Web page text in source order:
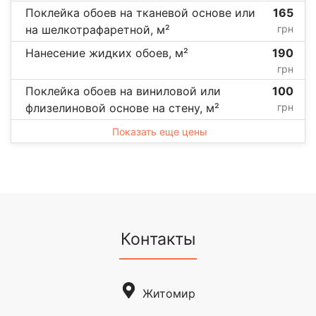
Поклейка обоев на тканевой основе или
на шелкотрафаретной, м²
165
грн
Нанесение жидких обоев, м² 190
грн
Поклейка обоев на виниловой или
флизелиновой основе на стену, м²
100
грн
Показать еще цены
Контакты
Житомир